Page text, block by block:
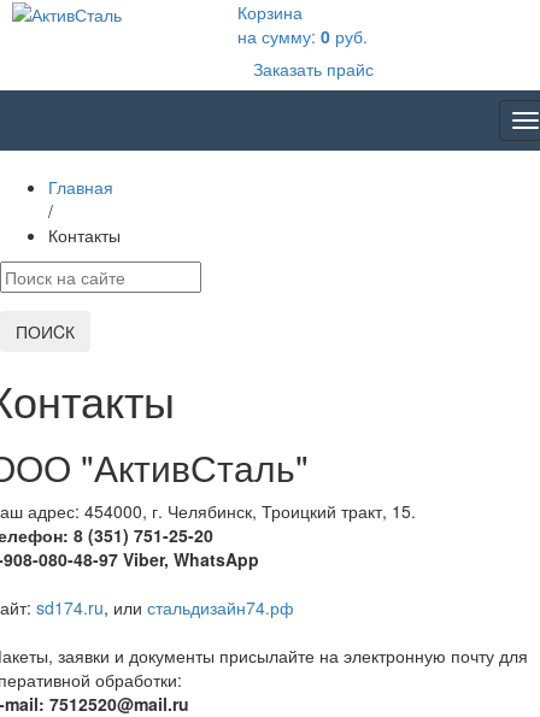
Корзина
на сумму: 0руб.
Заказать прайс
Главная
/
Контакты
ПОИCК
"АктивСталь"
адрес: 454000, г. Челябинск, Троицкий тракт, 15.
8 (351) 751-25-20
080-48-97 Viber, WhatsApp
sd174.ru, или стальдизайн74.рф
заявки и документы присылайте на электронную почту для
обработки:
mail: 7512520@mail.ru